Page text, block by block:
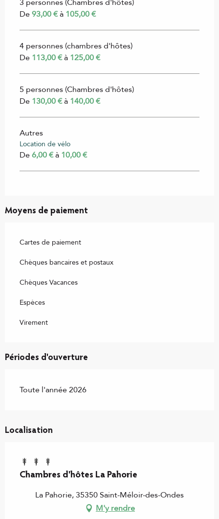
3 personnes (Chambres d'hôtes)
De93,00 €à 105,00 €
4 personnes (chambres d'hôtes)
De 113,00 €à 125,00 €
5 personnes (Chambres d'hôtes)
De 130,00 €à 140,00 €
Autres
Location de vélo
De6,00 €à 10,00 €
Moyens de paiement
Cartes de paiement
Chèques bancaires et postaux
Chèques Vacances
Espèces
Virement
Périodes d'ouverture
Toute l'année 2026
Localisation
Chambres d'hôtes La Pahorie
La Pahorie, 35350 Saint-Méloir-des-Ondes
M'y rendre